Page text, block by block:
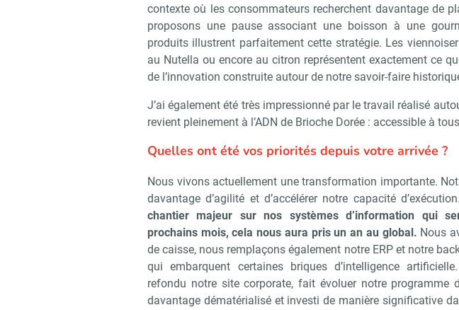
contexte où les consommateurs recherchent davantage de
proposons une pause associant une boisson à une
produits illustrent parfaitement cette stratégie. Les
au Nutella ou encore au citron représentent exactement ce
de l’innovation construite autour de notre savoir-faire
J’ai également été très impressionné par le travail réalisé
revient pleinement à l’ADN de Brioche Dorée : accessible à
Quelles ont été vos priorités depuis votre arrivée ?
Nous vivons actuellement une transformation importante.
davantage d’agilité et d’accélérer notre capacité d’exécution.
chantier majeur sur nos systèmes d’information qui
prochains mois, cela nous aura pris un an au global. Nous
de caisse, nous remplaçons également notre ERP et notre
qui embarquent certaines briques d’intelligence
refondu notre site corporate, fait évoluer notre programme
davantage dématérialisé et investi de manière significative